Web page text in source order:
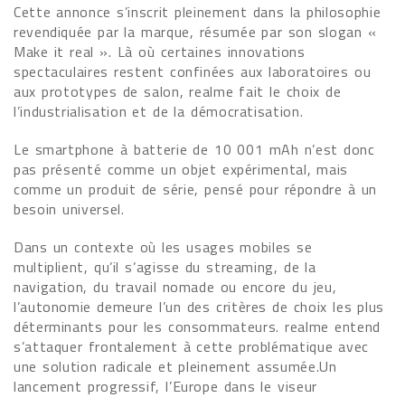
Cette annonce s’inscrit pleinement dans la philosophie
revendiquée par la marque, résumée par son slogan «
Make it real ». Là où certaines innovations
spectaculaires restent confinées aux laboratoires ou
aux prototypes de salon, realme fait le choix de
l’industrialisation et de la démocratisation.
Le smartphone à batterie de 10 001 mAh n’est donc
pas présenté comme un objet expérimental, mais
comme un produit de série, pensé pour répondre à un
besoin universel.
Dans un contexte où les usages mobiles se
multiplient, qu’il s’agisse du streaming, de la
navigation, du travail nomade ou encore du jeu,
l’autonomie demeure l’un des critères de choix les plus
déterminants pour les consommateurs. realme entend
s’attaquer frontalement à cette problématique avec
une solution radicale et pleinement assumée.Un
lancement progressif, l’Europe dans le viseur